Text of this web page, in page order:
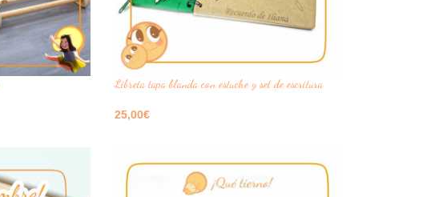
Libreta tapa blanda con estuche y set de escritura
25,00€